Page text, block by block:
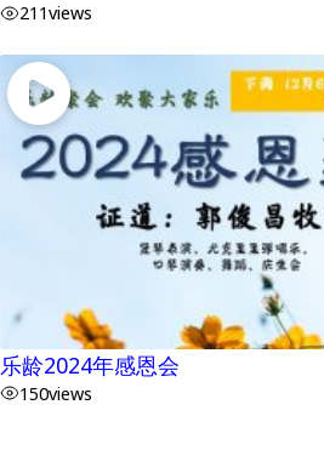
211views
乐龄2024年感恩会
150views